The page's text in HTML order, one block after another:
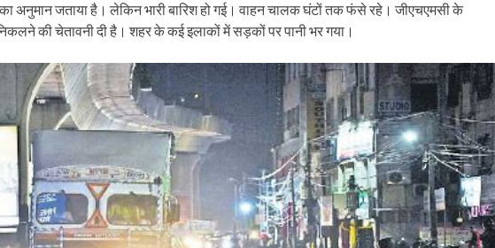
अनुमान जताया है। लेकिन भारी बारिश हो गई। वाहन चालक घंटों तक फंसे रहे। जीएचएमसी के
की चेतावनी दी है। शहर के कई इलाकों में सड़कों पर पानी भर गया।